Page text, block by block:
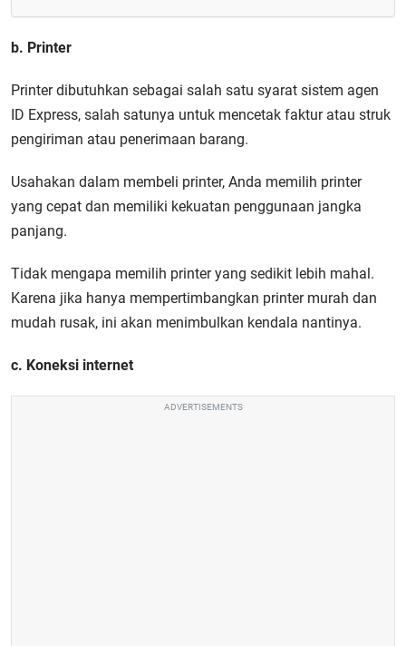
b. Printer
Printer dibutuhkan sebagai salah satu syarat sistem agen
ID Express, salah satunya untuk mencetak faktur atau struk
pengiriman atau penerimaan barang.
Usahakan dalam membeli printer, Anda memilih printer
yang cepat dan memiliki kekuatan penggunaan jangka
panjang.
Tidak mengapa memilih printer yang sedikit lebih mahal.
Karena jika hanya mempertimbangkan printer murah dan
mudah rusak, ini akan menimbulkan kendala nantinya.
c. Koneksi internet
ADVERTISEMENTS